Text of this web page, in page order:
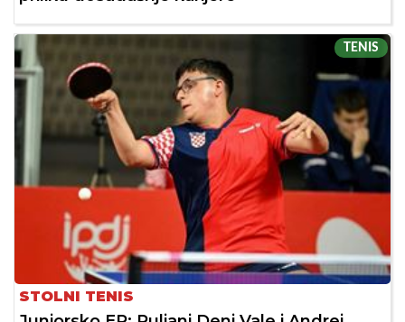
TENIS
STOLNI TENIS